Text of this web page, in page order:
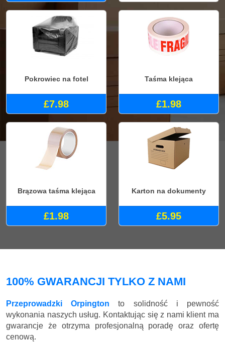
Pokrowiec na fotel
£7.98
Taśma klejąca
£1.98
Brązowa taśma klejąca
£1.98
Karton na dokumenty
£5.95
100% GWARANCJI TYLKO Z NAMI
Przeprowadzki Orpington to solidność i pewność
wykonania naszych usług. Kontaktując się z nami klient ma
gwarancje że otrzyma profesjonalną poradę oraz ofertę
cenową.